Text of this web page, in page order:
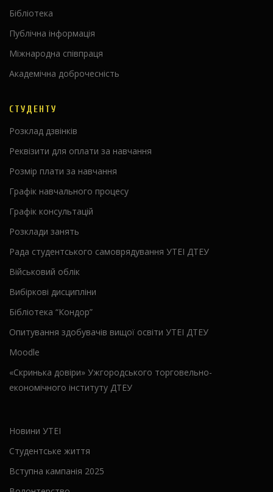
Бібліотека
Публічна інформація
Міжнародна співпраця
Академічна доброчесність
СТУДЕНТУ
Розклад дзвінків
Реквізити для оплати за навчання
Розмір плати за навчання
Графік навчального процесу
Графік консультацій
Розклади занять
Рада студентського самоврядування УТЕІ ДТЕУ
Військовий облік
Вибіркові дисципліни
Бібліотека “Кондор”
Опитування здобувачів вищої освіти УТЕІ ДТЕУ
Moodle
«Скринька довіри» Ужгородського торговельно-
економічного інституту ДТЕУ
Новини УТЕІ
Студентське життя
Вступна кампанія 2025